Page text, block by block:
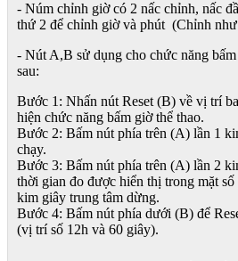
- Núm chỉnh giờ có 2 nấc chỉnh, nấc
thứ 2 để chỉnh giờ và phút (Chỉnh
- Nút A,B sử dụng cho chức năng
sau:
Bước 1: Nhấn nút Reset (B) về vị trí
hiện chức năng bấm giờ thể thao.
Bước 2: Bấm nút phía trên (A) lần 1
chạy.
Bước 3: Bấm nút phía trên (A) lần 2
thời gian đo được hiển thị trong mặt
kim giây trung tâm dừng.
Bước 4: Bấm nút phía dưới (B) để
(vị trí số 12h và 60 giây).